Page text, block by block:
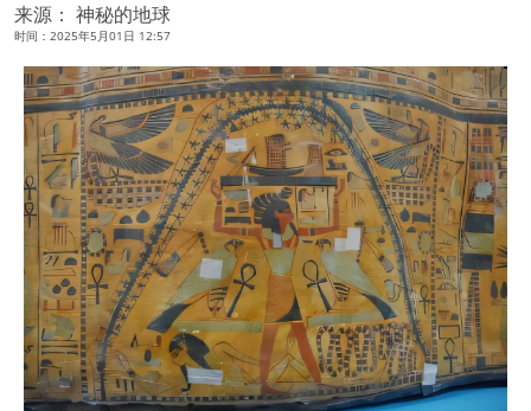
来源： 神秘的地球
时间：2025年5月01日 12:57